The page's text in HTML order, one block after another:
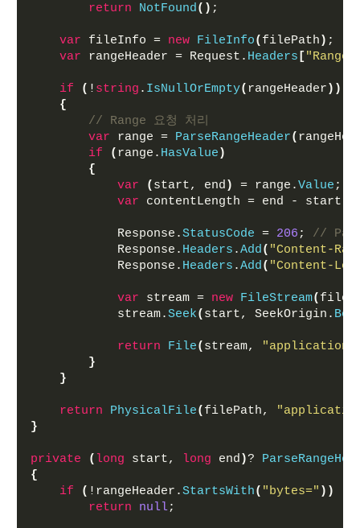
return
NotFound() ;
var fileInfo = new FileInfo( filePath ) ;
var rangeHeader = Request. Headers [ "Range"
if ( ! string . IsNullOrEmpty( rangeHeader ))
{
// Range 요청 처리
var range = ParseRangeHeader(
if
( range. HasValue )
{
var
( start, end ) = range.Value ;
var contentLength = end - start
            Response.
StatusCode = 206 ; //
            Response.
Headers .Add( "Content-
            Response.
Headers .Add( "Content-
var stream = new FileStream(
            stream.
Seek( start, SeekOrigin.
return File( stream,
"application/
}
}
return PhysicalFile( filePath,
}
private ( long start, long end )?
{
if
( !rangeHeader.StartsWith( "bytes=" ))
return
null;